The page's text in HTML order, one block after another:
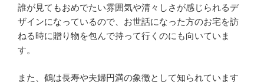
誰が見てもおめでたい雰囲気や清々しさが感じられるデ
ザインになっているので、お世話になった方のお宅を訪
ねる時に贈り物を包んで持って行くのにも向いていま
す。
また、鶴は長寿や夫婦円満の象徴として知られています